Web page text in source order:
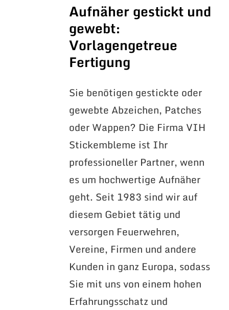
Aufnäher gestickt und
gewebt:
Vorlagengetreue
Fertigung
Sie benötigen gestickte oder
gewebte Abzeichen, Patches
oder Wappen? Die Firma VIH
Stickembleme ist Ihr
professioneller Partner, wenn
es um hochwertige Aufnäher
geht. Seit 1983 sind wir auf
diesem Gebiet tätig und
versorgen Feuerwehren,
Vereine, Firmen und andere
Kunden in ganz Europa, sodass
Sie mit uns von einem hohen
Erfahrungsschatz und